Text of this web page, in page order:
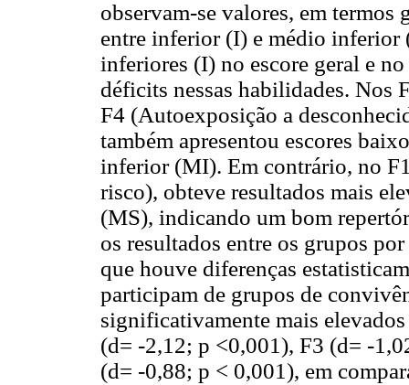
observam-se valores, em termos
entre inferior (I) e médio inferior
inferiores (I) no escore geral e
déficits nessas habilidades. Nos
F4 (Autoexposição a
também apresentou escores
inferior (MI). Em contrário, no
risco), obteve resultados mais
(MS), indicando um bom
os resultados entre os grupos
que houve diferenças
participam de grupos de
significativamente mais
(d= -2,12; p <0,001), F3 (d= -
(d= -0,88; p < 0,001), em